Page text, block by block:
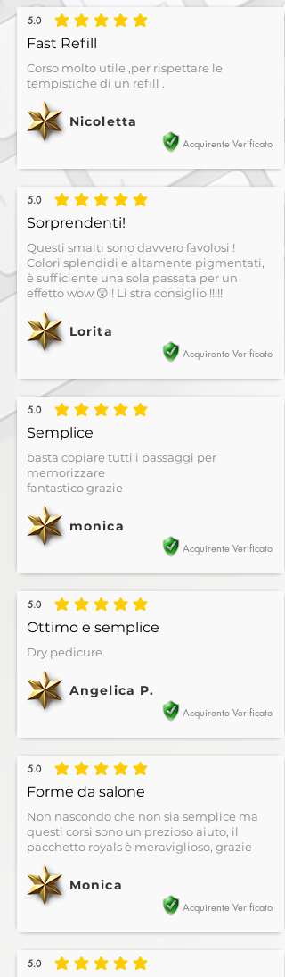
5.0
la valutazione media è 5 su 5
Fast Refill
Corso molto utile ,per rispettare le
tempistiche di un refill .
Nicoletta
Acquirente Verificato
5.0
la valutazione media è 5 su 5
Sorprendenti!
Questi smalti sono davvero favolosi !
Colori splendidi e altamente pigmentati,
è sufficiente una sola passata per un
effetto wow 😲 ! Li stra consiglio !!!!!
Lorita
Acquirente Verificato
5.0
la valutazione media è 5 su 5
Semplice
basta copiare tutti i passaggi per
memorizzare
fantastico grazie
monica
Acquirente Verificato
5.0
la valutazione media è 5 su 5
Ottimo e semplice
Dry pedicure
Angelica P.
Acquirente Verificato
5.0
la valutazione media è 5 su 5
Forme da salone
Non nascondo che non sia semplice ma
questi corsi sono un prezioso aiuto, il
pacchetto royals è meraviglioso, grazie
Monica
Acquirente Verificato
5.0
la valutazione media è 5 su 5